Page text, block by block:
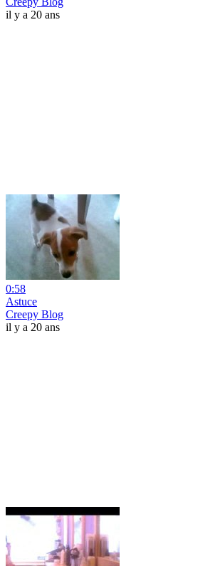
il y a 20 ans
0:58
Astuce
Creepy Blog
il y a 20 ans